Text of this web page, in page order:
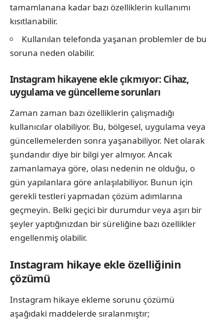
tamamlanana kadar bazı özelliklerin kullanımı
kısıtlanabilir.
Kullanılan telefonda yaşanan problemler de bu
soruna neden olabilir.
Instagram hikayene ekle çıkmıyor: Cihaz,
uygulama ve güncelleme sorunları
Zaman zaman bazı özelliklerin çalışmadığı
kullanıcılar olabiliyor. Bu, bölgesel, uygulama veya
güncellemelerden sonra yaşanabiliyor. Net olarak
şundandır diye bir bilgi yer almıyor. Ancak
zamanlamaya göre, olası nedenin ne olduğu, o
gün yapılanlara göre anlaşılabiliyor. Bunun için
gerekli testleri yapmadan çözüm adımlarına
geçmeyin. Belki geçici bir durumdur veya aşırı bir
şeyler yaptığınızdan bir süreliğine bazı özellikler
engellenmiş olabilir.
Instagram hikaye ekle özelliğinin
çözümü
Instagram hikaye ekleme sorunu çözümü
aşağıdaki maddelerde sıralanmıştır;